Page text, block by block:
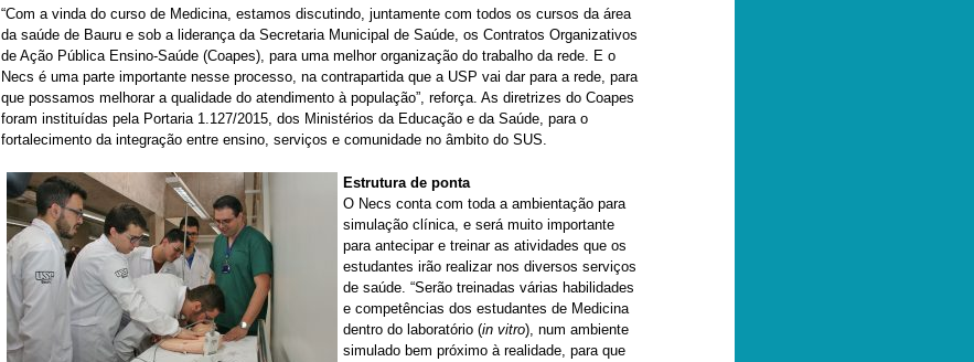
“Com a vinda do curso de Medicina, estamos discutindo, juntamente com todos os cursos da área
da saúde de Bauru e sob a liderança da Secretaria Municipal de Saúde, os Contratos Organizativos
de Ação Pública Ensino-Saúde (Coapes), para uma melhor organização do trabalho da rede. E o
Necs é uma parte importante nesse processo, na contrapartida que a USP vai dar para a rede, para
que possamos melhorar a qualidade do atendimento à população”, reforça. As diretrizes do Coapes
foram instituídas pela Portaria 1.127/2015, dos Ministérios da Educação e da Saúde, para o
fortalecimento da integração entre ensino, serviços e comunidade no âmbito do SUS.
Estrutura de ponta
O Necs conta com toda a ambientação para
simulação clínica, e será muito importante
para antecipar e treinar as atividades que os
estudantes irão realizar nos diversos serviços
de saúde. “Serão treinadas várias habilidades
e competências dos estudantes de Medicina
dentro do laboratório (in vitro), num ambiente
simulado bem próximo à realidade, para que